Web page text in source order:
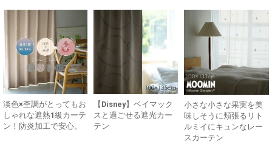
淡色×杢調がとってもお
しゃれな遮熱1級カーテ
ン！防炎加工で安心。
【Disney】ベイマック
スと過ごせる遮光カー
テン
小さな小さな果実を美
味しそうに頬張るリト
ルミイにキュンなレー
スカーテン